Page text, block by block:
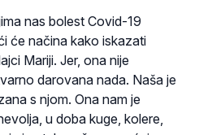
nas bolest Covid-19
će načina kako iskazati
Mariji. Jer, ona nije
darovana nada. Naša je
s njom. Ona nam je
u doba kuge, kolere,